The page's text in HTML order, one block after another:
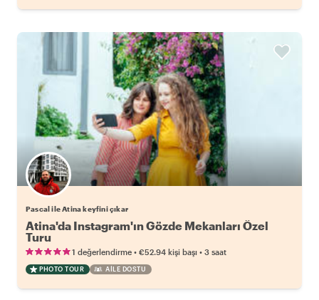
Pascal ile Atina keyfini çıkar
Atina'da Instagram'ın Gözde Mekanları Özel
Turu
1 değerlendirme • €52.94 kişi başı • 3 saat
PHOTO TOUR AILE DOSTU